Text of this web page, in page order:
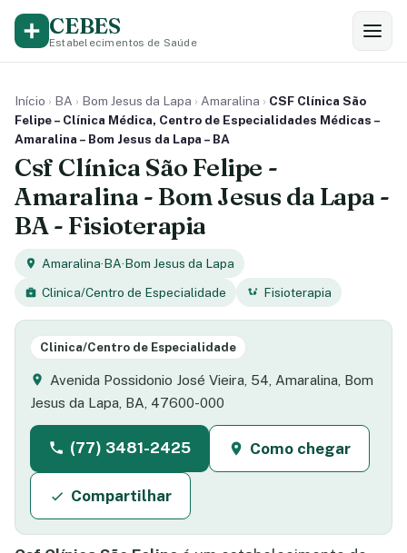
CEBES
Estabelecimentos de Saúde
Início › BA › Bom Jesus da Lapa › Amaralina › CSF Clínica São
Felipe – Clínica Médica, Centro de Especialidades Médicas –
Amaralina – Bom Jesus da Lapa – BA
Csf Clínica São Felipe -
Amaralina - Bom Jesus da Lapa -
BA - Fisioterapia
Amaralina·BA·Bom Jesus da Lapa
Clinica/Centro de Especialidade
Fisioterapia
Clinica/Centro de Especialidade
Avenida Possidonio José Vieira, 54, Amaralina, Bom
Jesus da Lapa, BA, 47600-000
(77) 3481-2425 Como chegar
Compartilhar